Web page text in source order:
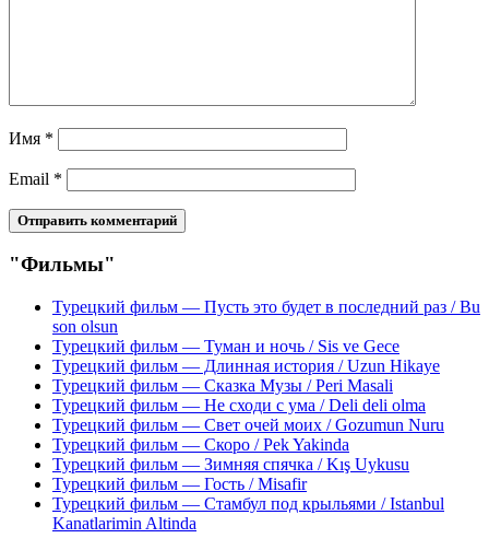
Имя *
Email *
"Фильмы"
Турецкий фильм — Пусть это будет в последний раз / Bu
son olsun
Турецкий фильм — Туман и ночь / Sis ve Gece
Турецкий фильм — Длинная история / Uzun Hikaye
Турецкий фильм — Сказка Музы / Peri Masali
Турецкий фильм — Не сходи с ума / Deli deli olma
Турецкий фильм — Свет очей моих / Gozumun Nuru
Турецкий фильм — Скоро / Pek Yakinda
Турецкий фильм — Зимняя спячка / Kış Uykusu
Турецкий фильм — Гость / Misafir
Турецкий фильм — Стамбул под крыльями / Istanbul
Kanatlarimin Altinda